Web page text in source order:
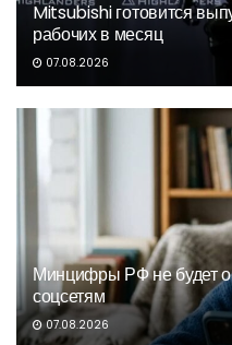
Mitsubishi готовится
рабочих в месяц
07.08.2026
Минцифры РФ не будет
соцсетям
07.08.2026